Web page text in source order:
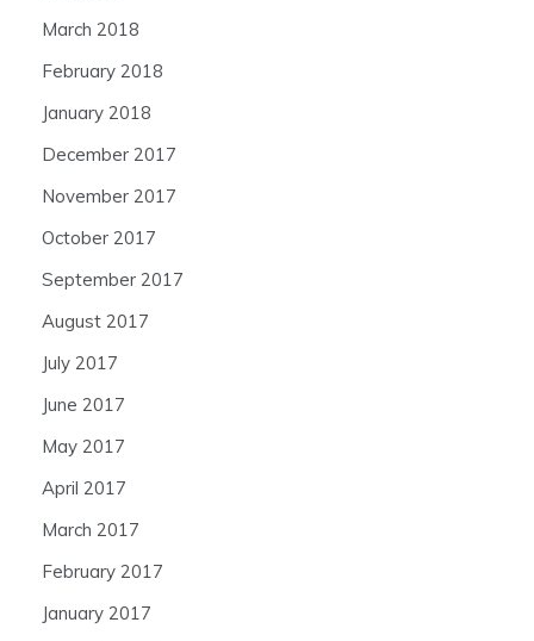
March 2018
February 2018
January 2018
December 2017
November 2017
October 2017
September 2017
August 2017
July 2017
June 2017
May 2017
April 2017
March 2017
February 2017
January 2017